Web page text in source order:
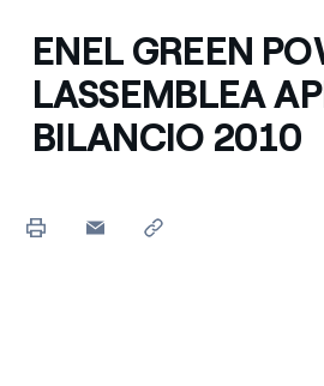
ENEL GREEN
LASSEMBLEA
BILANCIO 2010